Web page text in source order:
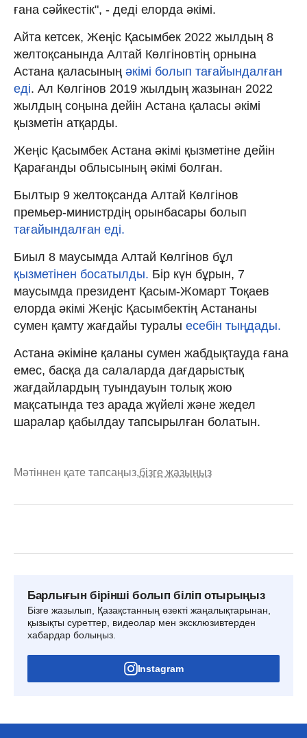
ғана сәйкестік", - деді елорда әкімі.
Айта кетсек, Жеңіс Қасымбек 2022 жылдың 8
желтоқсанында Алтай Көлгіновтің орнына
Астана қаласының әкімі болып тағайындалған
еді. Ал Көлгінов 2019 жылдың жазынан 2022
жылдың соңына дейін Астана қаласы әкімі
қызметін атқарды.
Жеңіс Қасымбек Астана әкімі қызметіне дейін
Қарағанды облысының әкімі болған.
Былтыр 9 желтоқсанда Алтай Көлгінов
премьер-министрдің орынбасары болып
тағайындалған еді.
Биыл 8 маусымда Алтай Көлгінов бұл
қызметінен босатылды. Бір күн бұрын, 7
маусымда президент Қасым-Жомарт Тоқаев
елорда әкімі Жеңіс Қасымбектің Астананы
сумен қамту жағдайы туралы есебін тыңдады.
Астана әкіміне қаланы сумен жабдықтауда ғана
емес, басқа да салаларда дағдарыстық
жағдайлардың туындауын толық жою
мақсатында тез арада жүйелі және жедел
шаралар қабылдау тапсырылған болатын.
Мәтіннен қате тапсаңыз,бізге жазыңыз
Барлығын бірінші болып біліп отырыңыз
Бізге жазылып, Қазақстанның өзекті жаңалықтарынан,
қызықты суреттер, видеолар мен эксклюзивтерден
хабардар болыңыз.
Instagram